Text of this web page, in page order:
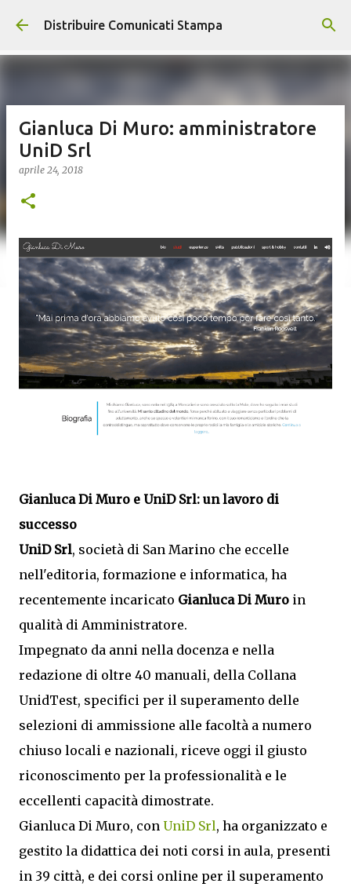
Passa ai contenuti principali
Distribuire Comunicati Stampa
Gianluca Di Muro: amministratore
UniD Srl
aprile 24, 2018
Gianluca Di Muro e UniD Srl: un lavoro di
successo
UniD Srl, società di San Marino che eccelle
nell'editoria, formazione e informatica, ha
recentemente incaricato Gianluca Di Muro in
qualità di Amministratore.
Impegnato da anni nella docenza e nella
redazione di oltre 40 manuali, della Collana
UnidTest, specifici per il superamento delle
selezioni di ammissione alle facoltà a numero
chiuso locali e nazionali, riceve oggi il giusto
riconoscimento per la professionalità e le
eccellenti capacità dimostrate.
Gianluca Di Muro, con UniD Srl, ha organizzato e
gestito la didattica dei noti corsi in aula, presenti
in 39 città, e dei corsi online per il superamento